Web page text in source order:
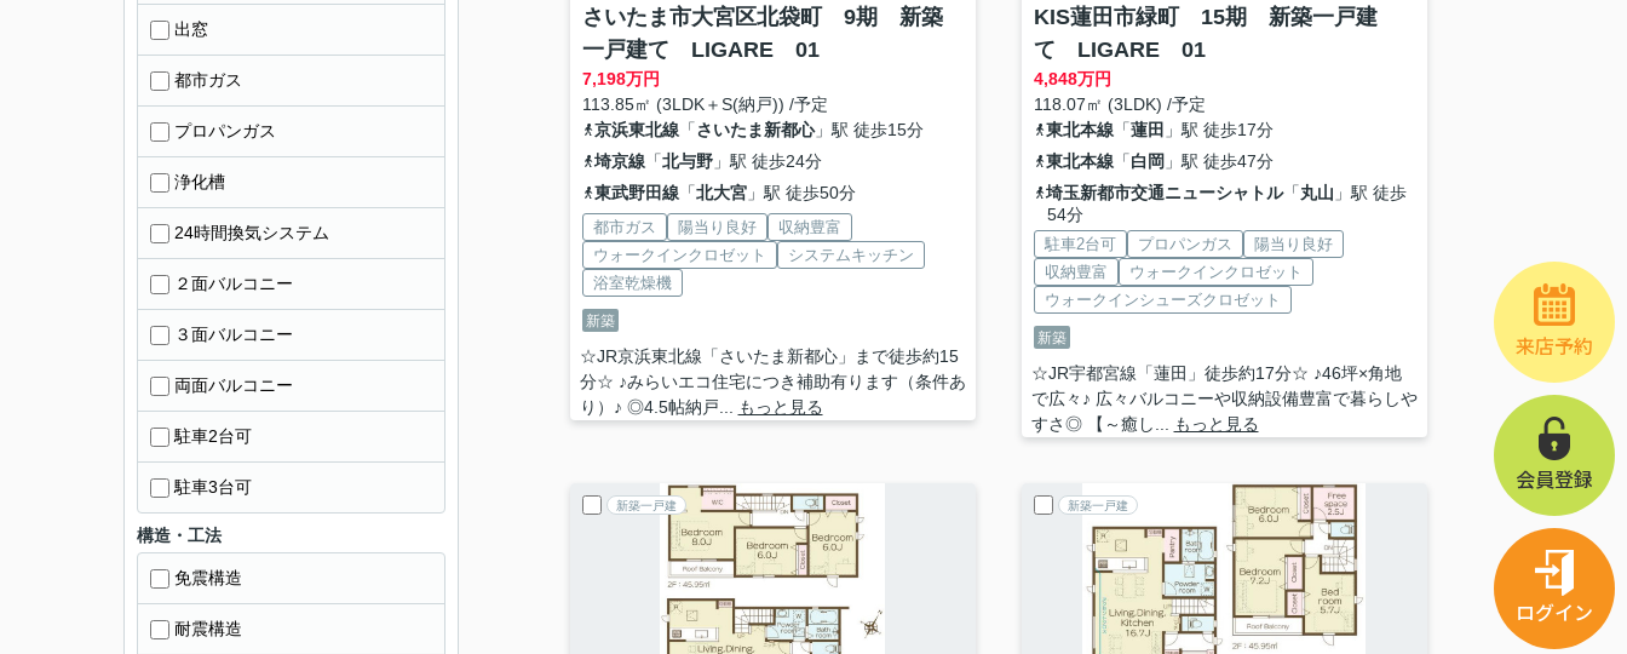
来店予約
会員登録
ログイン
さいたま市大宮区北袋町 9期 新築
一戸建て LIGARE 01
7,198万円
113.85㎡ (3LDK＋S(納戸)) /予定
京浜東北線「さいたま新都心」駅 徒歩15分
埼京線「北与野」駅 徒歩24分
東武野田線「北大宮」駅 徒歩50分
都市ガス 陽当り良好
収納豊富
ウォークインクロゼット
システムキッチン
浴室乾燥機
新築
☆JR京浜東北線「さいたま新都心」まで徒歩約15
分☆ ♪みらいエコ住宅につき補助有ります（条件あ
り）♪ ◎4.5帖納戸...
もっと見る
KIS蓮田市緑町 15期 新築一戸建
て LIGARE 01
4,848万円
118.07㎡ (3LDK) /予定
東北本線「蓮田 」駅 徒歩17分
東北本線「白岡 」駅 徒歩47分
埼玉新都市交通ニューシャトル「丸山 」駅 徒歩
54分
駐車2台可 プロパンガス
陽当り良好
収納豊富
ウォークインクロゼット
ウォークインシューズクロゼット
新築
☆JR宇都宮線「蓮田」徒歩約17分☆ ♪46坪×角地
で広々♪ 広々バルコニーや収納設備豊富で暮らしや
すさ◎ 【～癒し...
もっと見る
新築一戸建 新築一戸建
出窓
都市ガス
プロパンガス
浄化槽
24時間換気システム
２面バルコニー
３面バルコニー
両面バルコニー
駐車2台可
駐車3台可
構造・工法
免震構造
耐震構造